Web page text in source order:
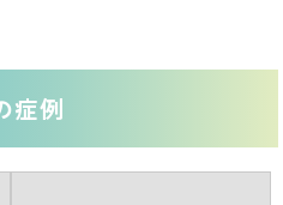
症例